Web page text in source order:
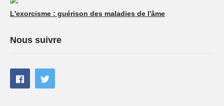
L'exorcisme : guérison des maladies de l'âme
Nous suivre